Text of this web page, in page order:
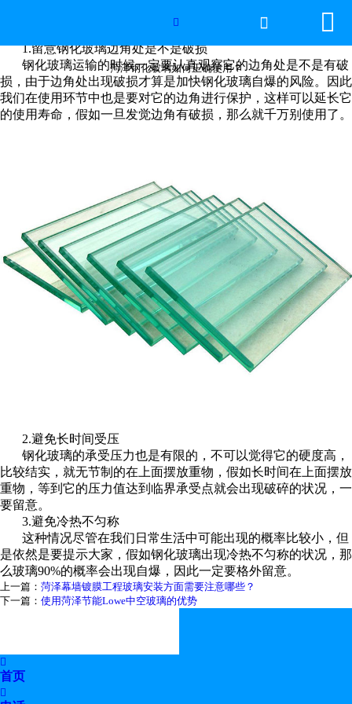
网站首页
世界杯官方网页版
产品中心
厂房设备
视频中心
联系我们

菏泽钢化玻璃如何正确使用？
 
菏泽钢化玻璃如何正确使用？
1.留意钢化玻璃边角处是不是破损
钢化玻璃运输的时候一定要认真观察它的边角处是不是有破
损，由于边角处出现破损才算是加快钢化玻璃自爆的风险。因此
我们在使用环节中也是要对它的边角进行保护，这样可以延长它
的使用寿命，假如一旦发觉边角有破损，那么就千万别使用了。
2.避免长时间受压
钢化玻璃的承受压力也是有限的，不可以觉得它的硬度高，
比较结实，就无节制的在上面摆放重物，假如长时间在上面摆放
重物，等到它的压力值达到临界承受点就会出现破碎的状况，一
要留意。
3.避免冷热不匀称
这种情况尽管在我们日常生活中可能出现的概率比较小，但
是依然是要提示大家，假如钢化玻璃出现冷热不匀称的状况，那
么玻璃90%的概率会出现自爆，因此一定要格外留意。
上一篇： 菏泽幕墙镀膜工程玻璃安装方面需要注意哪些？
下一篇： 使用菏泽节能Lowe中空玻璃的优势

首页
